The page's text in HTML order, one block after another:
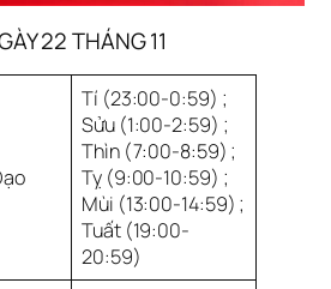
22 THÁNG 11
Tí (23:00-0:59) ;
Sửu (1:00-2:59) ;
Thìn (7:00-8:59) ;
Tỵ (9:00-10:59) ;
Mùi (13:00-14:59) ;
Tuất (19:00-
20:59)